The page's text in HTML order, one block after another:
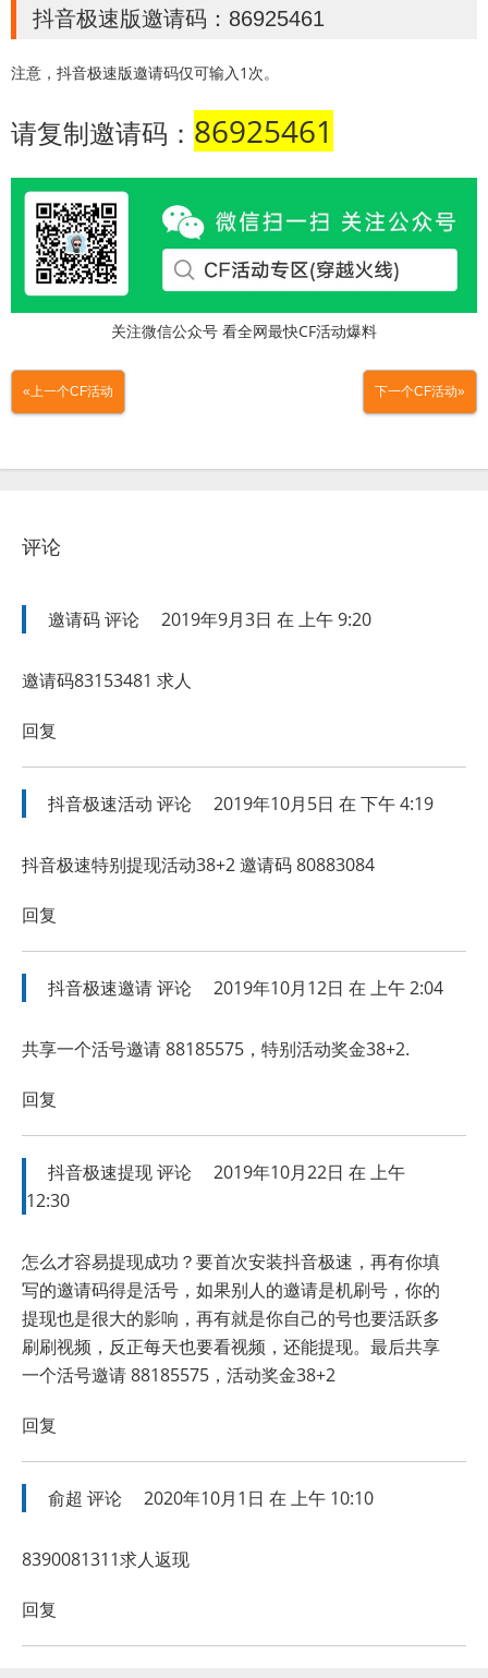
抖音极速版邀请码：86925461
注意，抖音极速版邀请码仅可输入1次。
请复制邀请码： 86925461
关注微信公众号 看全网最快CF活动爆料
«上一个CF活动 下一个CF活动»
评论
邀请码评论 2019年9月3日 在 上午 9:20
邀请码83153481 求人
回复
抖音极速活动 评论 2019年10月5日 在 下午 4:19
抖音极速特别提现活动38+2 邀请码 80883084
回复
抖音极速邀请评论 2019年10月12日 在 上午 2:04
共享一个活号邀请 88185575，特别活动奖金38+2.
回复
抖音极速提现评论
2019年10月22日 在 上午
12:30
怎么才容易提现成功？要首次安装抖音极速，再有你填
写的邀请码得是活号，如果别人的邀请是机刷号，你的
提现也是很大的影响，再有就是你自己的号也要活跃多
刷刷视频，反正每天也要看视频，还能提现。最后共享
一个活号邀请 88185575，活动奖金38+2
回复
俞超 评论 2020年10月1日 在 上午 10:10
8390081311求人返现
回复